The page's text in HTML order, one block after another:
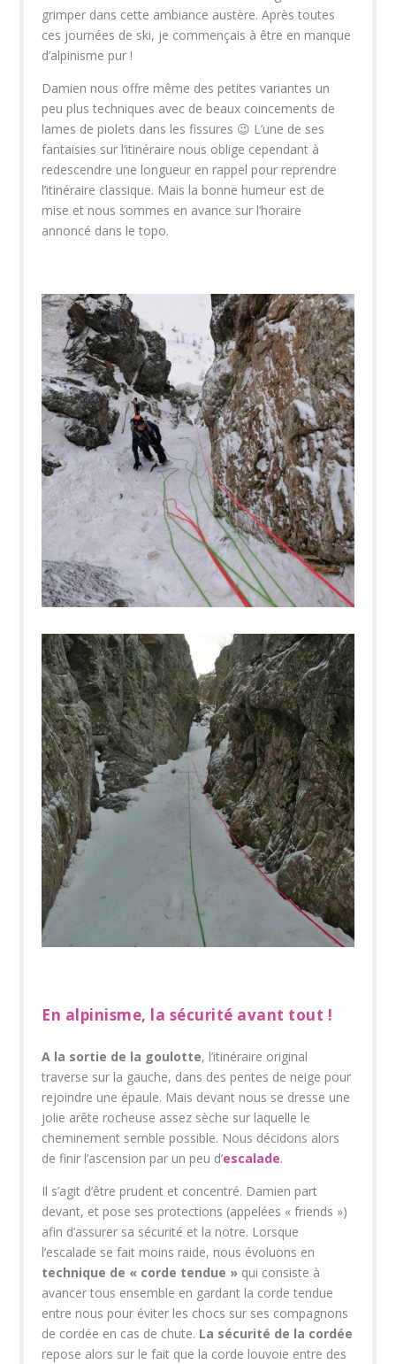
grimper dans cette ambiance austère. Après toutes
ces journées de ski, je commençais à être en manque
d’alpinisme pur !
Damien nous offre même des petites variantes un
peu plus techniques avec de beaux coincements de
lames de piolets dans les fissures 😉 L’une de ses
fantaisies sur l’itinéraire nous oblige cependant à
redescendre une longueur en rappel pour reprendre
l’itinéraire classique. Mais la bonne humeur est de
mise et nous sommes en avance sur l’horaire
annoncé dans le topo.
En alpinisme, la sécurité avant tout !
A la sortie de la goulotte, l’itinéraire original
traverse sur la gauche, dans des pentes de neige pour
rejoindre une épaule. Mais devant nous se dresse une
jolie arête rocheuse assez sèche sur laquelle le
cheminement semble possible. Nous décidons alors
de finir l’ascension par un peu d’escalade.
Il s’agit d’être prudent et concentré. Damien part
devant, et pose ses protections (appelées « friends »)
afin d’assurer sa sécurité et la notre. Lorsque
l’escalade se fait moins raide, nous évoluons en
technique de « corde tendue » qui consiste à
avancer tous ensemble en gardant la corde tendue
entre nous pour éviter les chocs sur ses compagnons
de cordée en cas de chute. La sécurité de la cordée
repose alors sur le fait que la corde louvoie entre des